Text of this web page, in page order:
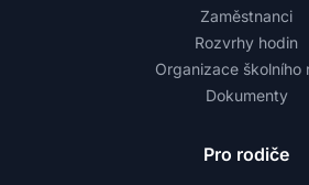
Zaměstnanci
Rozvrhy hodin
Organizace školního
Dokumenty
Pro rodiče